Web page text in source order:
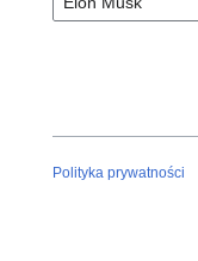
Polityka prywatności